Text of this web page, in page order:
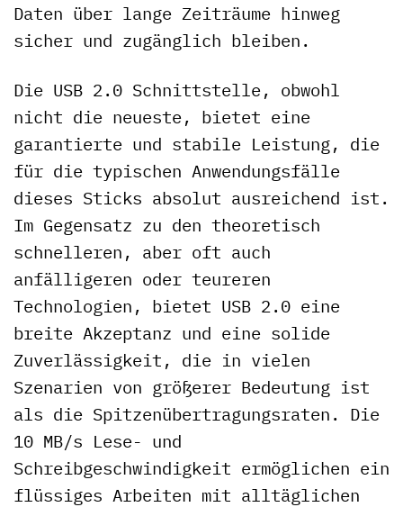
Daten über lange Zeiträume hinweg
sicher und zugänglich bleiben.
Die USB 2.0 Schnittstelle, obwohl
nicht die neueste, bietet eine
garantierte und stabile Leistung, die
für die typischen Anwendungsfälle
dieses Sticks absolut ausreichend ist.
Im Gegensatz zu den theoretisch
schnelleren, aber oft auch
anfälligeren oder teureren
Technologien, bietet USB 2.0 eine
breite Akzeptanz und eine solide
Zuverlässigkeit, die in vielen
Szenarien von größerer Bedeutung ist
als die Spitzenübertragungsraten. Die
10 MB/s Lese- und
Schreibgeschwindigkeit ermöglichen ein
flüssiges Arbeiten mit alltäglichen